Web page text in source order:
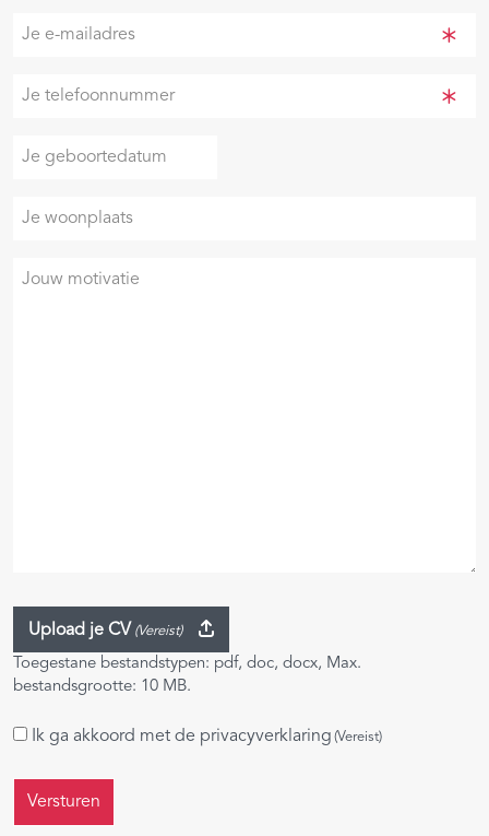
Je
(Vereist)
Je
Je
geboortedatum
DD
MM
Je
woonplaats
Je
Upload je CV (Vereist)
Toegestane bestandstypen: pdf, doc, docx, Max.
bestandsgrootte: 10 MB.
Instemming
Ik ga akkoord met de privacyverklaring (Vereist)